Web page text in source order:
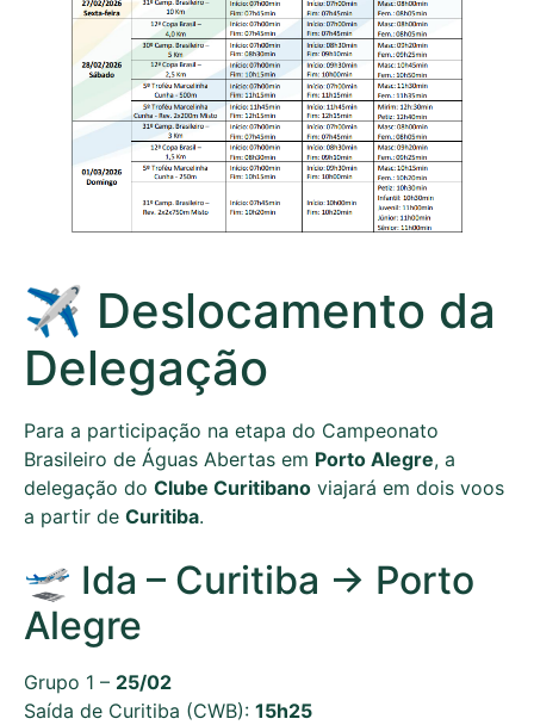
✈️ Deslocamento da
Delegação
Para a participação na etapa do Campeonato
Brasileiro de Águas Abertas em Porto Alegre, a
delegação do Clube Curitibano viajará em dois voos
a partir de Curitiba.
🛫 Ida – Curitiba → Porto
Alegre
Grupo 1 – 25/02
Saída de Curitiba (CWB): 15h25